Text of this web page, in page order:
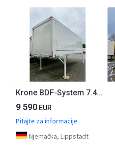
Krone BDF-System 7.450 mm lang, Lack NEU in Premium Plus
9 590 EUR
Pitajte za informacije
Njemačka, Lippstadt